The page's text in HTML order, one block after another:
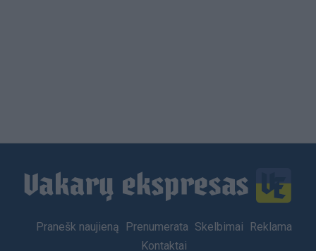
Footer
Pranešk naujieną Prenumerata Skelbimai
Reklama
Kontaktai